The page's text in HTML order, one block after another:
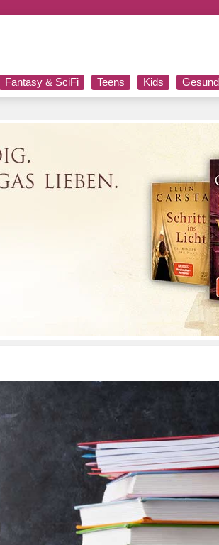
Fantasy & SciFi Teens Kids